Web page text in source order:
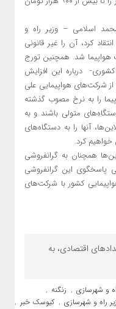
اسلامی – وزیر راه و
کرد، آن را غیر قانونی
شد. همچنین تورج
درباره این افزایش
شرکت‌های هواپیمایی علی
را به نرخ مصوب گذشته
متولی باشند و به
آنها را به دستگاه‌های
کرد.
همچنان به گرانفروشی
این گرانفروشی
کشور با شرکت‌های
اقتصادی، به
و شهرسازی , زنگنه ,
راه و شهرسازی , کیوسک خبر ,